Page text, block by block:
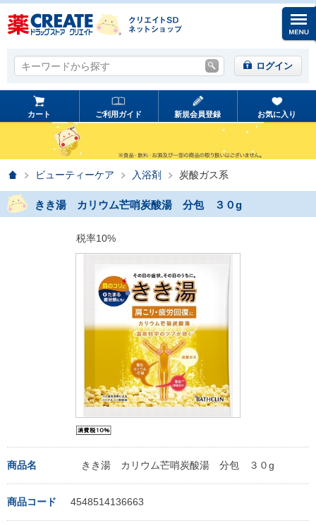
キーワードから探す
キーワードから探す ログイン
カート ご利用ガイド 新規会員登録 お気に入り
ホームビューティーケア 入浴剤 炭酸ガス系
きき湯 カリウム芒哨炭酸湯 分包 ３０g
税率10%
商品名 きき湯 カリウム芒哨炭酸湯 分包 ３０g
商品コード 4548514136663